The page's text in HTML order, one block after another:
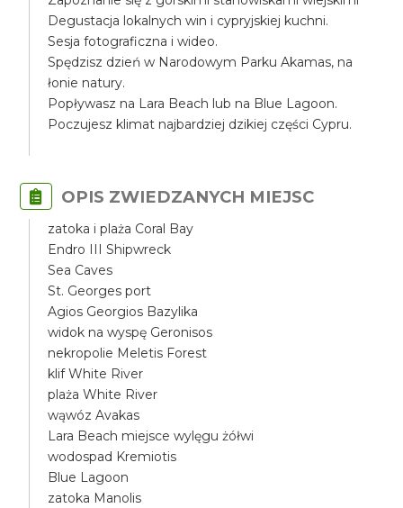
Degustacja lokalnych win i cypryjskiej kuchni.
Sesja fotograficzna i wideo.
Spędzisz dzień w Narodowym Parku Akamas, na
łonie natury.
Popływasz na Lara Beach lub na Blue Lagoon.
Poczujesz klimat najbardziej dzikiej części Cypru.
OPIS ZWIEDZANYCH MIEJSC
zatoka i plaża Coral Bay
Endro III Shipwreck
Sea Caves
St. Georges port
Agios Georgios Bazylika
widok na wyspę Geronisos
nekropolie Meletis Forest
klif White River
plaża White River
wąwóz Avakas
Lara Beach miejsce wylęgu żółwi
wodospad Kremiotis
Blue Lagoon
zatoka Manolis